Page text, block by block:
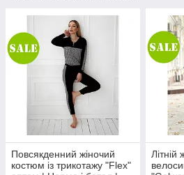
Повсякденний жіночий
костюм із трикотажу "Flex"
Літній